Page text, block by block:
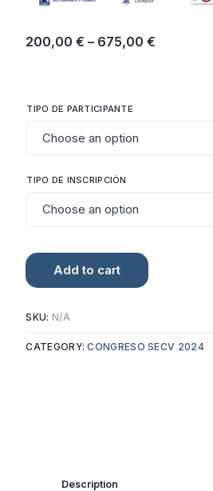
200,00€ – 675,00€
TIPO DE PARTICIPANTE
TIPO DE INSCRIPCIÓN
Add to cart
SKU: N/A
CATEGORY:CONGRESO SECV 2024
Description